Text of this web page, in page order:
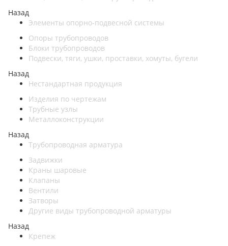
Назад
Элементы опорно-подвесной системы
Опоры трубопроводов
Блоки трубопроводов
Подвески, тяги, ушки, проставки, хомуты, бугели
Назад
Нестандартная продукция
Изделия по чертежам
Трубные узлы
Металлоконструкции
Назад
Трубопроводная арматура
Задвижки
Краны шаровые
Клапаны
Вентили
Затворы
Другие виды трубопроводной арматуры
Назад
Крепеж